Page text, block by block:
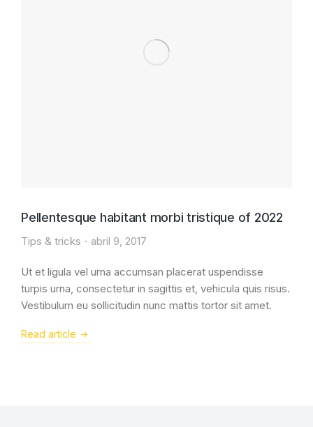
Pellentesque habitant morbi tristique of 2022
Tips & tricks abril 9, 2017
Ut et ligula vel urna accumsan placerat uspendisse
turpis urna, consectetur in sagittis et, vehicula quis risus.
Vestibulum eu sollicitudin nunc mattis tortor sit amet.
Read article